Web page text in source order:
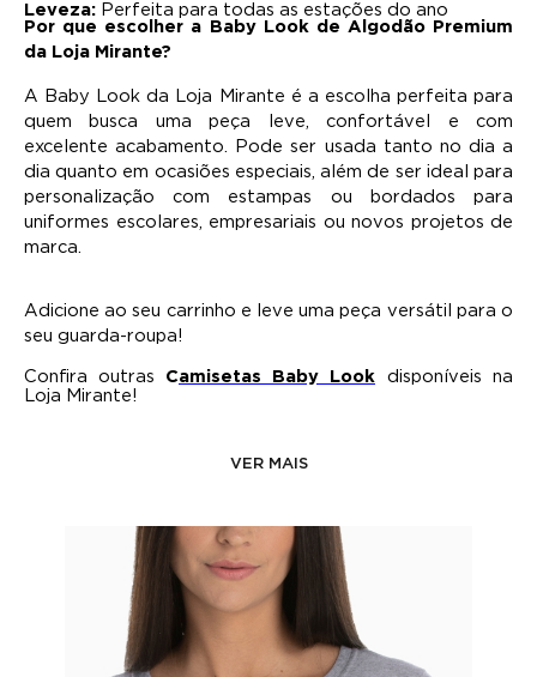
Leveza: Perfeita para todas as estações do ano
Por que escolher a Baby Look de Algodão Premium
da Loja Mirante?
A Baby Look da Loja Mirante é a escolha perfeita para
quem busca uma peça leve, confortável e com
excelente acabamento. Pode ser usada tanto no dia a
dia quanto em ocasiões especiais, além de ser ideal para
personalização com estampas ou bordados para
uniformes escolares, empresariais ou novos projetos de
marca.
Adicione ao seu carrinho e leve uma peça versátil para o
seu guarda-roupa!
Confira outras Camisetas Baby Look disponíveis na
Loja Mirante!
VER MAIS